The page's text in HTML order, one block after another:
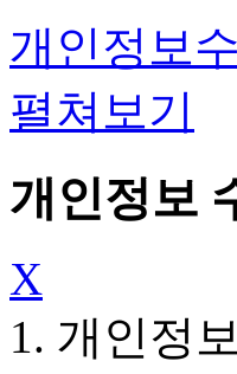
개인정보
펼쳐보기
개인정보
X
1. 개인정